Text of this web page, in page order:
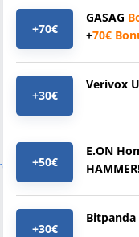
+70€
GASAG
+70€
+30€
Verivox
+50€
E.ON
+30€
Bitpanda